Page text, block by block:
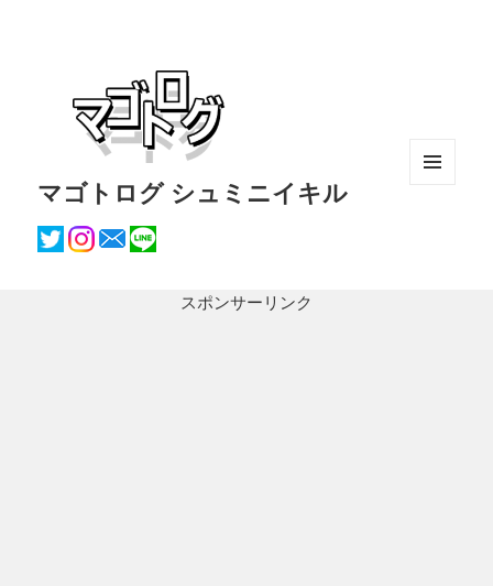
マゴトログ シュミニイキル
スポンサーリンク